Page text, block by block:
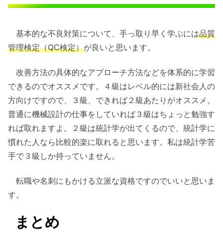
基本的な不良対策について、手っ取り早く学ぶには品質
管理検定（QC検定）が良いと思います。
改善方法の具体的なアプローチ方法などを体系的に学習
できるのでオススメです。４級はレベル的には新社会人の
方向けですので、３級、できれば２級あたりがオススメ。
普通に機械設計の仕事をしていれば３級はちょっと勉強す
れば取れますよ。２級は統計学が出てくるので、統計学に
慣れた人なら比較的楽に取れると思います。私は統計学苦
手で３級しか持っていません。
転職や名刺にもかける立派な資格ですのでいいと思いま
す。
まとめ